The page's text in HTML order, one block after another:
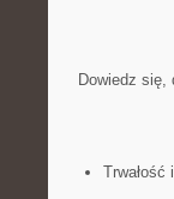
Dowiedz się,